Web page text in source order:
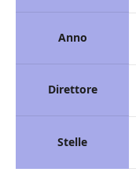
Anno
Direttore
Stelle